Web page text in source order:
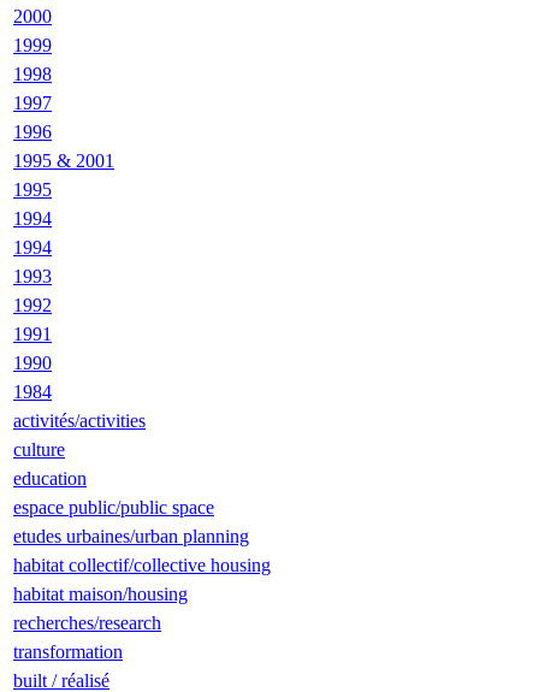
2000
1999
1998
1997
1996
1995 & 2001
1995
1994
1994
1993
1992
1991
1990
1984
activités/activities
culture
education
espace public/public space
etudes urbaines/urban planning
habitat collectif/collective housing
habitat maison/housing
recherches/research
transformation
built / réalisé